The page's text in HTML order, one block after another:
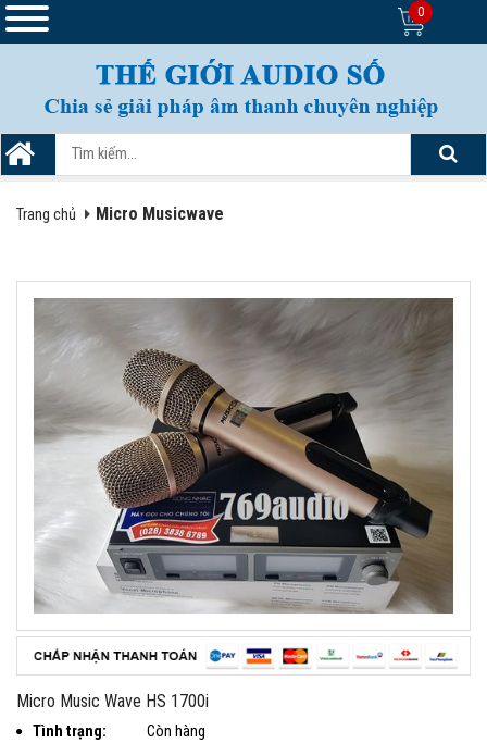
0
Trang chủ Micro Musicwave
Micro Music Wave HS 1700i
Tình trạng: Còn hàng